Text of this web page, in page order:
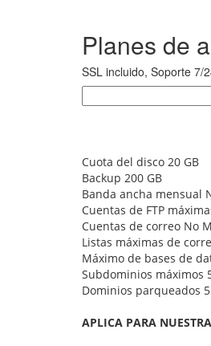
Planes de
SSL incluido, Soporte 7/
Cuota del disco 20 GB
Backup 200 GB
Banda ancha mensual
Cuentas de FTP
Cuentas de correo No
Listas máximas de
Máximo de bases de
Subdominios máximos
Dominios parqueados 5
APLICA PARA